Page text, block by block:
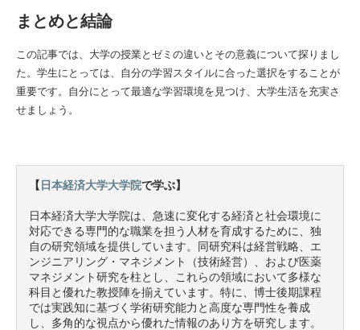
まとめと結論
この記事では、大学の授業とゼミの違いとその意義について探りまし
た。学生にとっては、自分の学習スタイルに合った選択をすることが
重要です。自分にとって最適な学習環境を見つけ、大学生活を充実さ
せましょう。
【 日本経済大学大学院で学ぶ】
日本経済大学大学院は、急速に変化する経済と社会環境に
対応できる専門的な職業を担う人材を育成するために、独
自の研究領域を提供しています。同研究科は経営戦略、エ
ンジニアリング・マネジメント（技術経営）、および医薬
マネジメント研究を柱とし、これらの領域において多様な
科目と優れた教授陣を揃えています。特に、博士後期課程
では実践知に基づく学術研究能力と高度な専門性を養成
し、多角的な視点から優れた情報のあり方を研究します。